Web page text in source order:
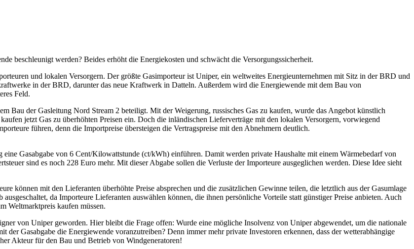
beschleunigt werden? Beides erhöht die Energiekosten und schwächt die Versorgungssicherheit.
und lokalen Versorgern. Der größte Gasimporteur ist Uniper, ein weltweites Energieunternehmen mit Sitz in der BRD und
in der BRD, darunter das neue Kraftwerk in Datteln. Außerdem wird die Energiewende mit dem Bau von
Feld.
Bau der Gasleitung Nord Stream 2 beteiligt. Mit der Weigerung, russisches Gas zu kaufen, wurde das Angebot künstlich
jetzt Gas zu überhöhten Preisen ein. Doch die inländischen Lieferverträge mit den lokalen Versorgern, vorwiegend
führen, denn die Importpreise übersteigen die Vertragspreise mit den Abnehmern deutlich.
Gasabgabe von 6 Cent/Kilowattstunde (ct/kWh) einführen. Damit werden private Haushalte mit einem Wärmebedarf von
sind es noch 228 Euro mehr. Mit dieser Abgabe sollen die Verluste der Importeure ausgeglichen werden. Diese Idee sieht
können mit den Lieferanten überhöhte Preise absprechen und die zusätzlichen Gewinne teilen, die letztlich aus der Gasumlage
da Importeure Lieferanten auswählen können, die ihnen persönliche Vorteile statt günstiger Preise anbieten. Auch
Weltmarktpreis kaufen müssen.
von Uniper geworden. Hier bleibt die Frage offen: Wurde eine mögliche Insolvenz von Uniper abgewendet, um die nationale
Gasabgabe die Energiewende voranzutreiben? Denn immer mehr private Investoren erkennen, dass der wetterabhängige
Akteur für den Bau und Betrieb von Windgeneratoren!